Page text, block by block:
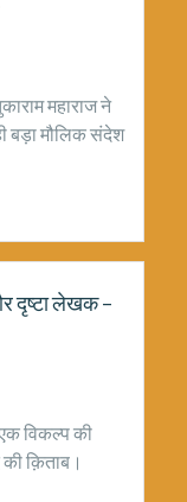
महाराज ने
बड़ा मौलिक संदेश
दृष्टा लेखक –
विकल्प की
क़िताब।